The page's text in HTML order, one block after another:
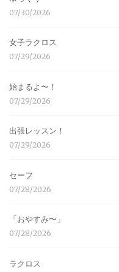
07/30/2026
女子ラクロス
07/29/2026
始まるよ〜！
07/29/2026
出張レッスン！
07/29/2026
セーフ
07/28/2026
「おやすみ〜」
07/28/2026
ラクロス